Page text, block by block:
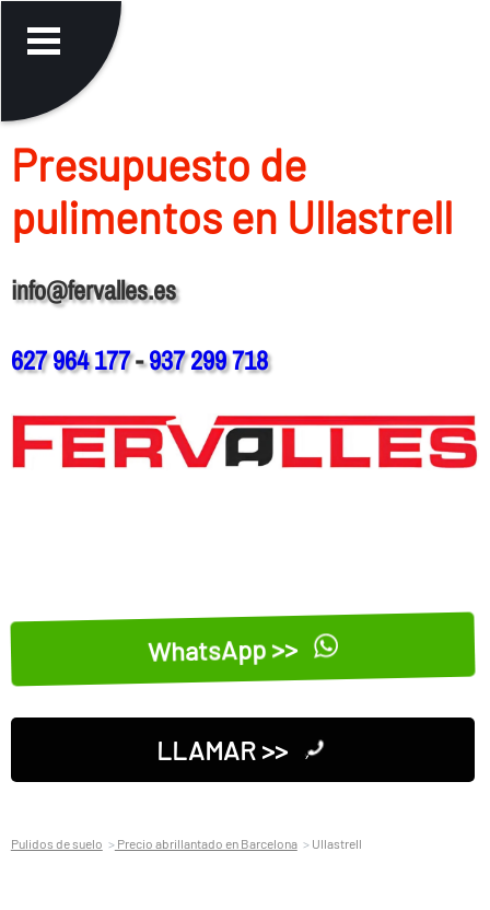
Presupuesto de
pulimentos en Ullastrell
info@fervalles.es
627 964 177-937 299 718
WhatsApp >>
LLAMAR >>
Pulidos de suelo Precio abrillantado en Barcelona Ullastrell